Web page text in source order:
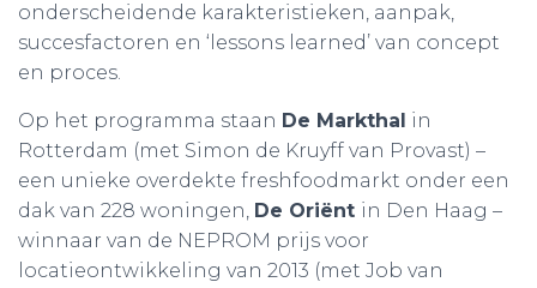
onderscheidende karakteristieken, aanpak,
succesfactoren en ‘lessons learned’ van concept
en proces.
Op het programma staan De Markthal in
Rotterdam (met Simon de Kruyff van Provast) –
een unieke overdekte freshfoodmarkt onder een
dak van 228 woningen, De Oriënt in Den Haag –
winnaar van de NEPROM prijs voor
locatieontwikkeling van 2013 (met Job van